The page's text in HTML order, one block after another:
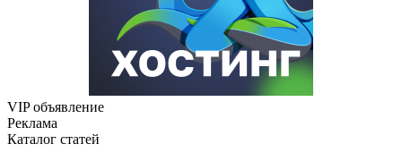
VIP объявление
Реклама
Каталог статей